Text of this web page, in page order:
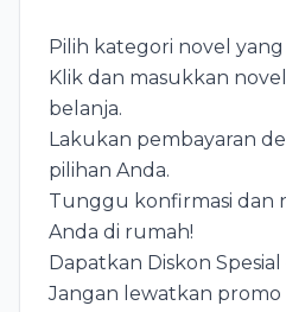
Pilih kategori novel
Klik dan masukkan
belanja.
Lakukan pembayaran
pilihan Anda.
Tunggu konfirmasi dan
Anda di rumah!
Dapatkan Diskon Spesial
Jangan lewatkan